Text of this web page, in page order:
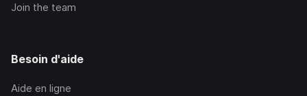
Join the team
Besoin d'aide
Aide en ligne